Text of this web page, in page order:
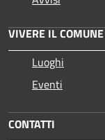
VIVERE IL COMUNE
Luoghi
Eventi
CONTATTI